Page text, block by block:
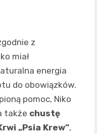
z
miał
energia
do obowiązków.
pomoc, Niko
także chustę
„Psia Krew”,